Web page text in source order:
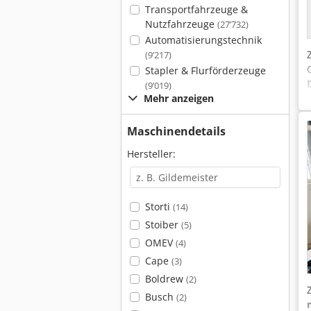
Transportfahrzeuge &
Nutzfahrzeuge (27’732)
Automatisierungstechnik
(9’217)
Stapler & Flurförderzeuge
(9’019)
Mehr anzeigen
Maschinendetails
Hersteller:
Storti (14)
Stoiber (5)
OMEV(4)
Cape (3)
Boldrew (2)
Busch (2)